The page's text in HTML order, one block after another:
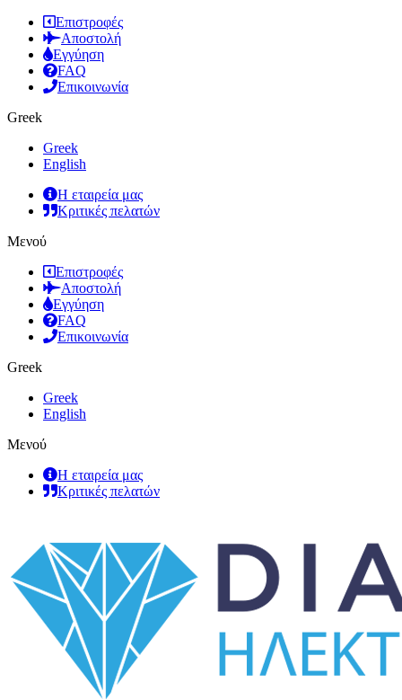
Επιστροφές
Αποστολή
Εγγύηση
FAQ
Επικοινωνία
Greek
Greek
English
Η εταιρεία μας
Κριτικές πελατών
Μενού
Επιστροφές
Αποστολή
Εγγύηση
FAQ
Επικοινωνία
Greek
Greek
English
Μενού
Η εταιρεία μας
Κριτικές πελατών